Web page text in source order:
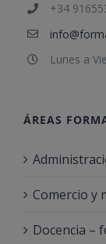
+34
Lunes a
ÁREAS
Comercio y
Docencia –